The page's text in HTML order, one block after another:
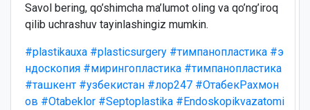
Savol bering, qo’shimcha ma’lumot oling va qo’ng’iroq
qilib uchrashuv tayinlashingiz mumkin.
#plastikauxa #plasticsurgery #тимпанопластика #э
ндоскопия #мирингопластика #тимпанопластика
#ташкент #узбекистан #лор247 #ОтабекРахмон
ов #Otabeklor #Septoplastika #Endoskopikvazatomi